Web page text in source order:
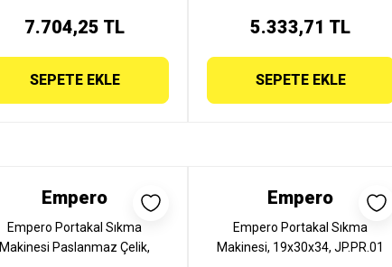
7.704,25 TL
SEPETE EKLE
5.333,71 TL
SEPETE EKLE
Empero
Empero Portakal Sıkma
Makinesi Paslanmaz Çelik,
Empero
Empero Portakal Sıkma
Makinesi, 19x30x34, JP.PR.01